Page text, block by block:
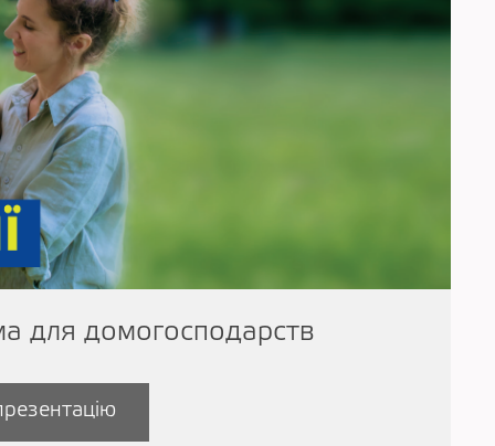
для домогосподарств